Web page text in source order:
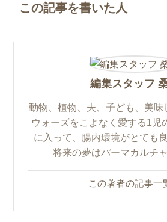
この記事を書いた人
編集スタッフ
動物、植物、夫、子ども、美味
ウォーズをこよなく愛する1児
に入って、腸内環境がとても
将来の夢はパーマカルチ
この著者の記事一